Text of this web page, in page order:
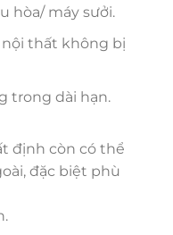
hòa/ máy sưởi.
thất không bị
trong dài hạn.
định còn có thể
đặc biệt phù